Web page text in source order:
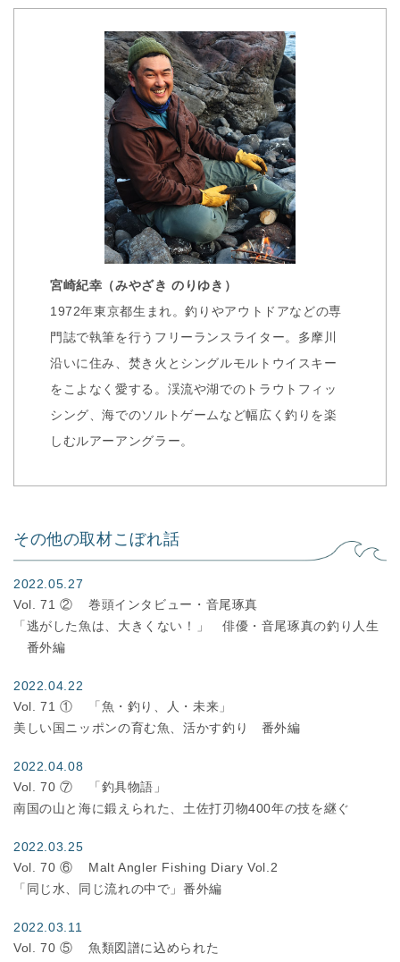
宮崎紀幸（みやざき のりゆき）
1972年東京都生まれ。釣りやアウトドアなどの専
門誌で執筆を行うフリーランスライター。多摩川
沿いに住み、焚き火とシングルモルトウイスキー
をこよなく愛する。渓流や湖でのトラウトフィッ
シング、海でのソルトゲームなど幅広く釣りを楽
しむルアーアングラー。
その他の取材こぼれ話
2022.05.27
Vol. 71 ②
巻頭インタビュー・音尾琢真
「逃がした魚は、大きくない！」 俳優・音尾琢真の釣り人生
番外編
2022.04.22
Vol. 71 ①
「魚・釣り、人・未来」
美しい国ニッポンの育む魚、活かす釣り 番外編
2022.04.08
Vol. 70 ⑦
「釣具物語」
南国の山と海に鍛えられた、土佐打刃物400年の技を継ぐ
2022.03.25
Vol. 70 ⑥
Malt Angler Fishing Diary Vol.2
「同じ水、同じ流れの中で」番外編
2022.03.11
Vol. 70 ⑤
魚類図譜に込められた